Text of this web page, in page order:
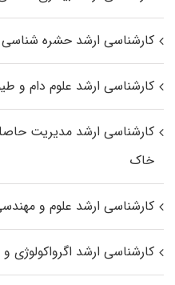
کارشناسی ارشد حشره‌
کارشناسی ارشد علوم دام و
کارشناسی ارشد مدیریت
خاک
کارشناسی ارشد علوم و
کارشناسی ارشد اگرواکولوژی